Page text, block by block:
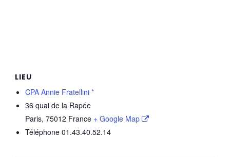
LIEU
CPA Annie Fratellini *
36 quai de la Rapée
Paris, 75012 France + Google Map
Téléphone 01.43.40.52.14